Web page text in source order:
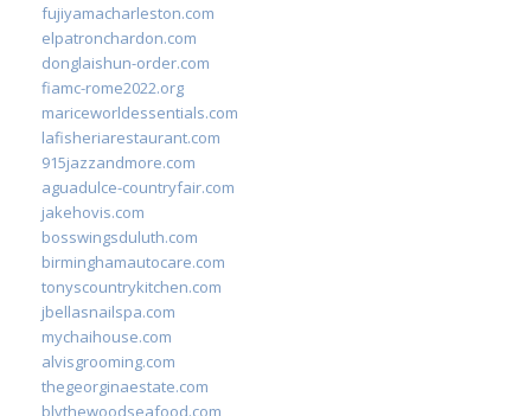
fujiyamacharleston.com
elpatronchardon.com
donglaishun-order.com
fiamc-rome2022.org
mariceworldessentials.com
lafisheriarestaurant.com
915jazzandmore.com
aguadulce-countryfair.com
jakehovis.com
bosswingsduluth.com
birminghamautocare.com
tonyscountrykitchen.com
jbellasnailspa.com
mychaihouse.com
alvisgrooming.com
thegeorginaestate.com
blythewoodseafood.com